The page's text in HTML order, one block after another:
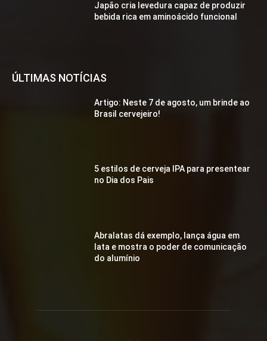
Japão cria levedura capaz de produzir
bebida rica em aminoácido funcional
ÚLTIMAS NOTÍCIAS
Artigo: Neste 7 de agosto, um brinde ao
Brasil cervejeiro!
5 estilos de cerveja IPA para presentear
no Dia dos Pais
Abralatas dá exemplo, lança água em
lata e mostra o poder de comunicação
do alumínio